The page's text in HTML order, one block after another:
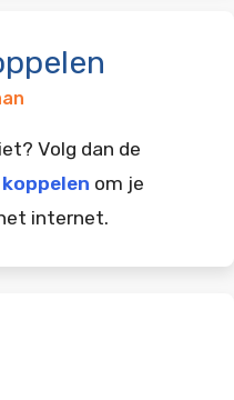
Volg dan de
om je
internet.